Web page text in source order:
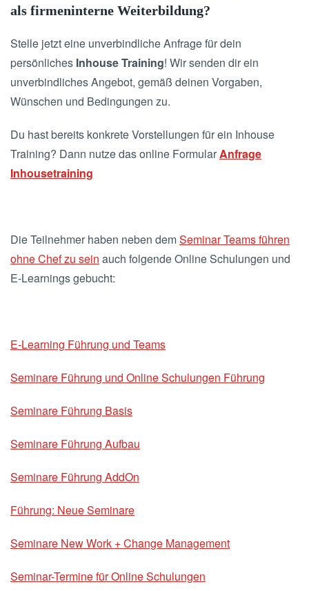
als firmeninterne Weiterbildung?
Stelle jetzt eine unverbindliche Anfrage für dein
persönliches Inhouse Training! Wir senden dir ein
unverbindliches Angebot, gemäß deinen Vorgaben,
Wünschen und Bedingungen zu.
Du hast bereits konkrete Vorstellungen für ein Inhouse
Training? Dann nutze das online FormularAnfrage
Inhousetraining
Die Teilnehmer haben neben demSeminar Teams führen
ohne Chef zu sein auch folgende Online Schulungen und
E-Learnings gebucht:
E-Learning Führung und Teams
Seminare Führung und Online Schulungen Führung
Seminare Führung Basis
Seminare Führung Aufbau
Seminare Führung AddOn
Führung: Neue Seminare
Seminare New Work + Change Management
Seminar-Termine für Online Schulungen